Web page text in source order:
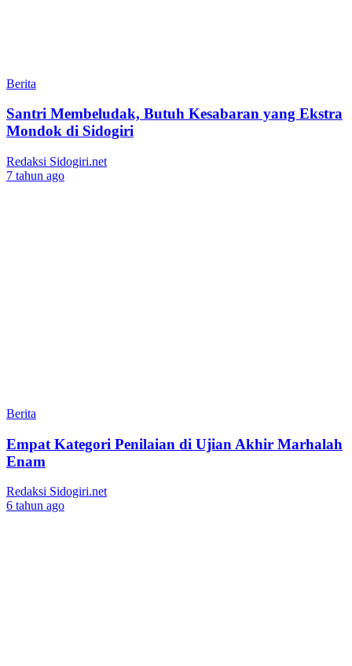
Berita
Santri Membeludak, Butuh Kesabaran yang Ekstra
Mondok di Sidogiri
Redaksi Sidogiri.net
7 tahun ago
Berita
Empat Kategori Penilaian di Ujian Akhir Marhalah
Enam
Redaksi Sidogiri.net
6 tahun ago